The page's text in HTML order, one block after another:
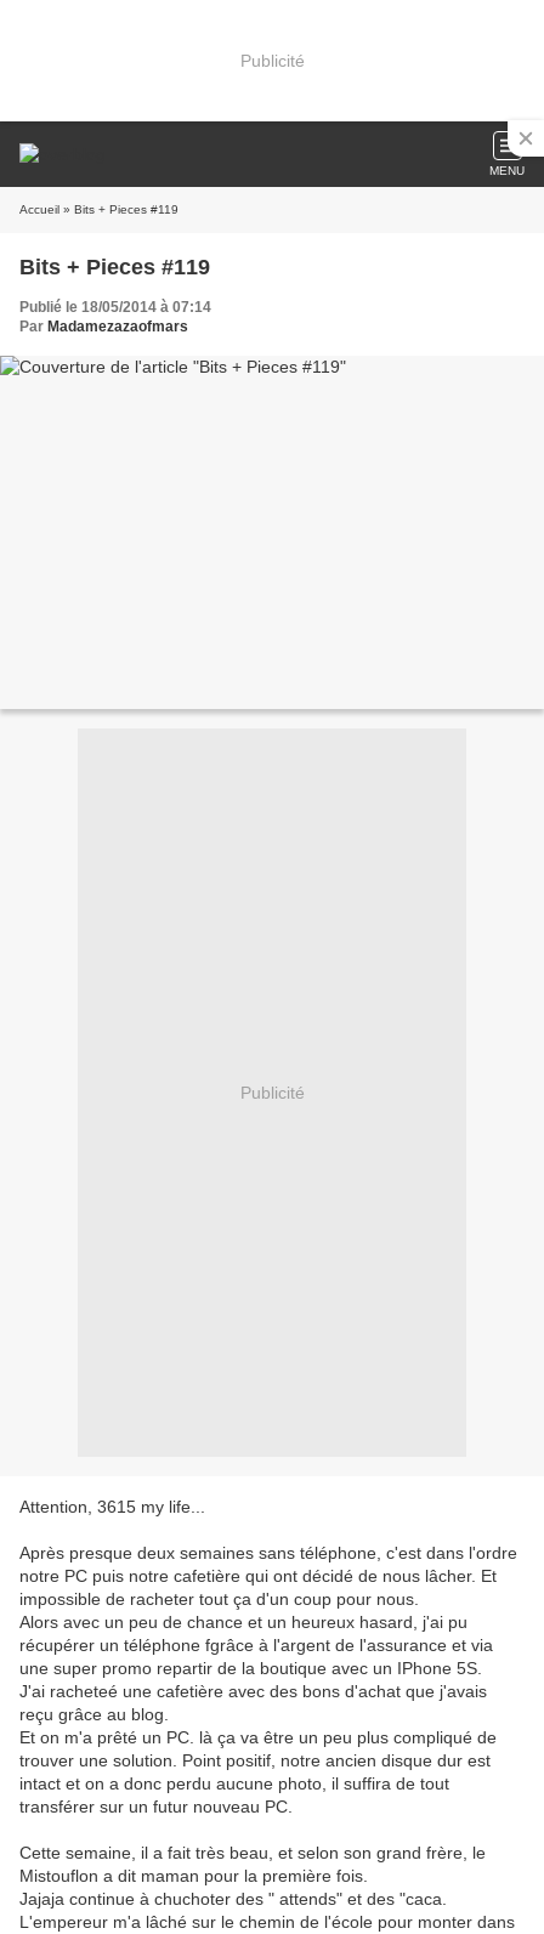
Publicité
MENU
Accueil » Bits + Pieces #119
Bits + Pieces #119
Publié le 18/05/2014 à 07:14
Par Madamezazaofmars
Publicité
Attention, 3615 my life...
Après presque deux semaines sans téléphone, c'est dans l'ordre
notre PC puis notre cafetière qui ont décidé de nous lâcher. Et
impossible de racheter tout ça d'un coup pour nous.
Alors avec un peu de chance et un heureux hasard, j'ai pu
récupérer un téléphone fgrâce à l'argent de l'assurance et via
une super promo repartir de la boutique avec un IPhone 5S.
J'ai racheteé une cafetière avec des bons d'achat que j'avais
reçu grâce au blog.
Et on m'a prêté un PC. là ça va être un peu plus compliqué de
trouver une solution. Point positif, notre ancien disque dur est
intact et on a donc perdu aucune photo, il suffira de tout
transférer sur un futur nouveau PC.
Cette semaine, il a fait très beau, et selon son grand frère, le
Mistouflon a dit maman pour la première fois.
Jajaja continue à chuchoter des " attends" et des "caca.
L'empereur m'a lâché sur le chemin de l'école pour monter dans